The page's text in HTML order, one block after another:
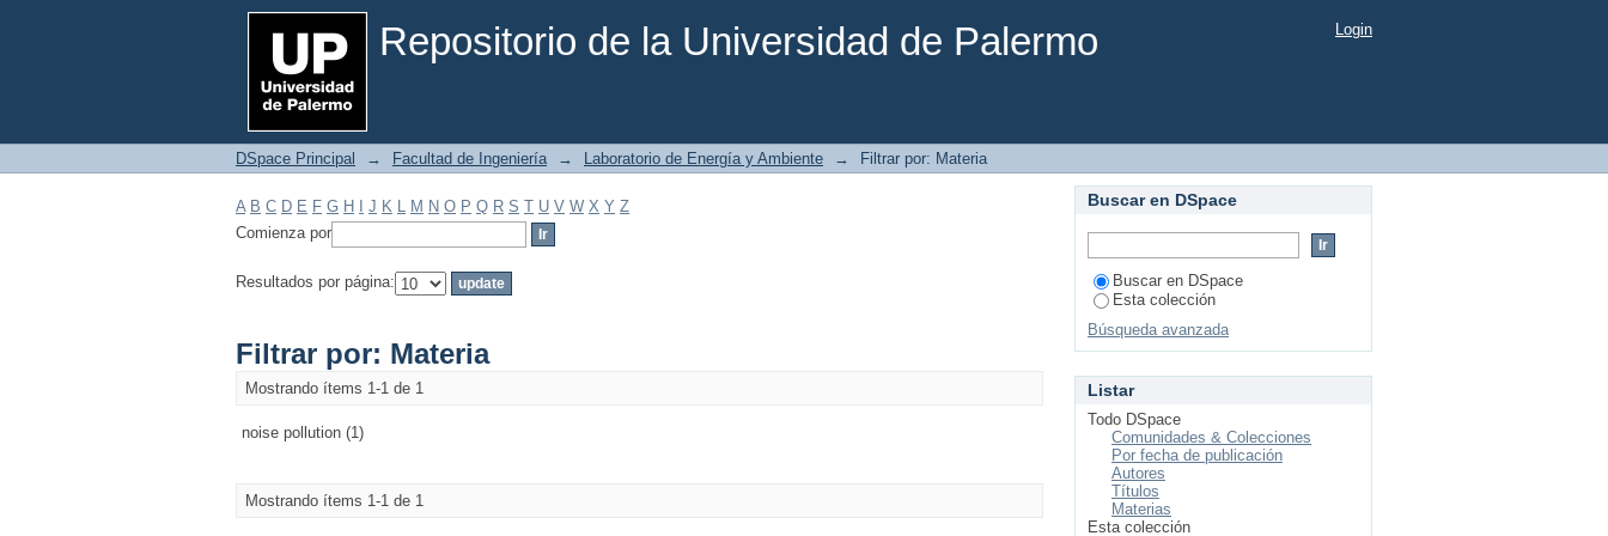
Repositorio de la Universidad de Palermo
Filtrar por: Materia Login
DSpace Principal → Facultad de Ingeniería → Laboratorio de Energía y Ambiente → Filtrar por: Materia
A B C D E F G H J K L M N O P Q R S T U V W X Y Z
Comienza por
Resultados por página:
Filtrar por: Materia
Mostrando ítems 1-1 de 1
noise pollution (1)
Mostrando ítems 1-1 de 1
Buscar en DSpace
Buscar en DSpace
Esta colección
Búsqueda avanzada
Listar
Todo DSpace
Comunidades & Colecciones
Por fecha de publicación
Autores
Títulos
Materias
Esta colección